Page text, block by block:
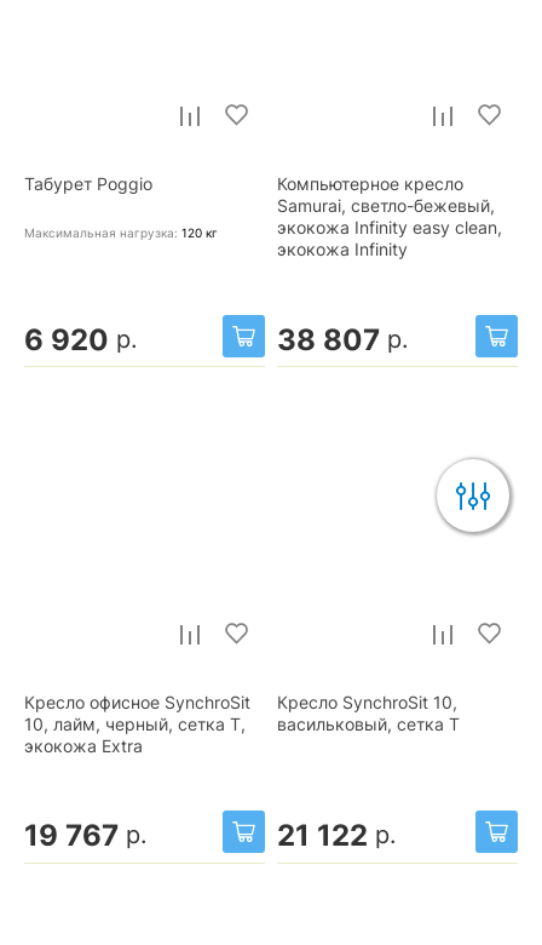
Табурет Poggio
Максимальная нагрузка: 120 кг
6 920 р.
Компьютерное кресло
Samurai, светло-бежевый,
экокожа Infinity easy clean,
экокожа Infinity
38 807 р.
Кресло офисное SynchroSit
10, лайм, черный, сетка T,
экокожа Extra
19 767 р.
Кресло SynchroSit 10,
васильковый, сетка T
21 122 р.